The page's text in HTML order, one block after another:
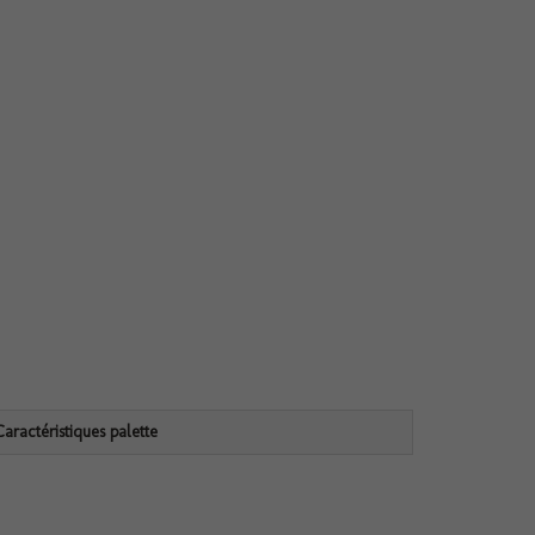
palette